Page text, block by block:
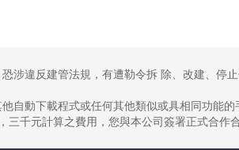
涉違反建管法規，有遭勒令拆 除、改建、停
動下載程式或任何其他類似或具相同功能的
千元計算之費用，您與本公司簽署正式合作